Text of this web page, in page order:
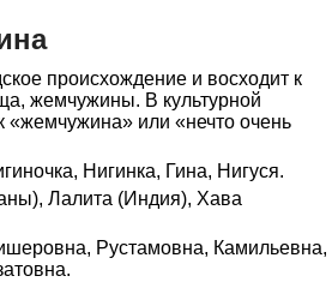
происхождение и восходит к
жемчужины. В культурной
«жемчужина» или «нечто очень
Нигинка, Гина, Нигуся.
Лалита (Индия), Хава
Рустамовна, Камильевна,